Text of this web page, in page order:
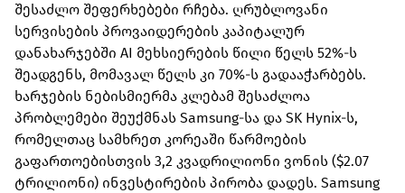
შესაძლო შეფერხებები რჩება. ღრუბლოვანი
სერვისების პროვაიდერების კაპიტალურ
დანახარჯებში AI მეხსიერების წილი წელს 52%-ს
შეადგენს, მომავალ წელს კი 70%-ს გადააჭარბებს.
ხარჯების ნებისმიერმა კლებამ შესაძლოა
პრობლემები შეუქმნას Samsung-სა და SK Hynix-ს,
რომელთაც სამხრეთ კორეაში წარმოების
გაფართოებისთვის 3,2 კვადრილიონი ვონის ($2.07
ტრილიონი) ინვესტირების პირობა დადეს. Samsung